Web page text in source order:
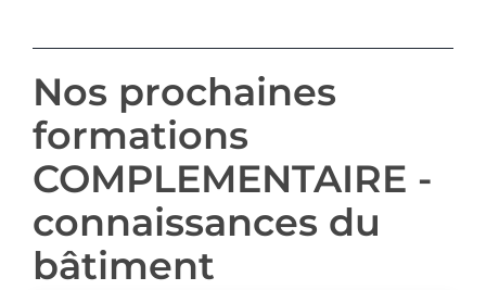
Nos prochaines
formations
COMPLEMENTAIRE -
connaissances du
bâtiment